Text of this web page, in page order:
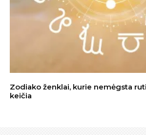
Zodiako ženklai, kurie nemėgsta
keičia